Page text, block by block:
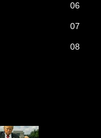
06
07
08